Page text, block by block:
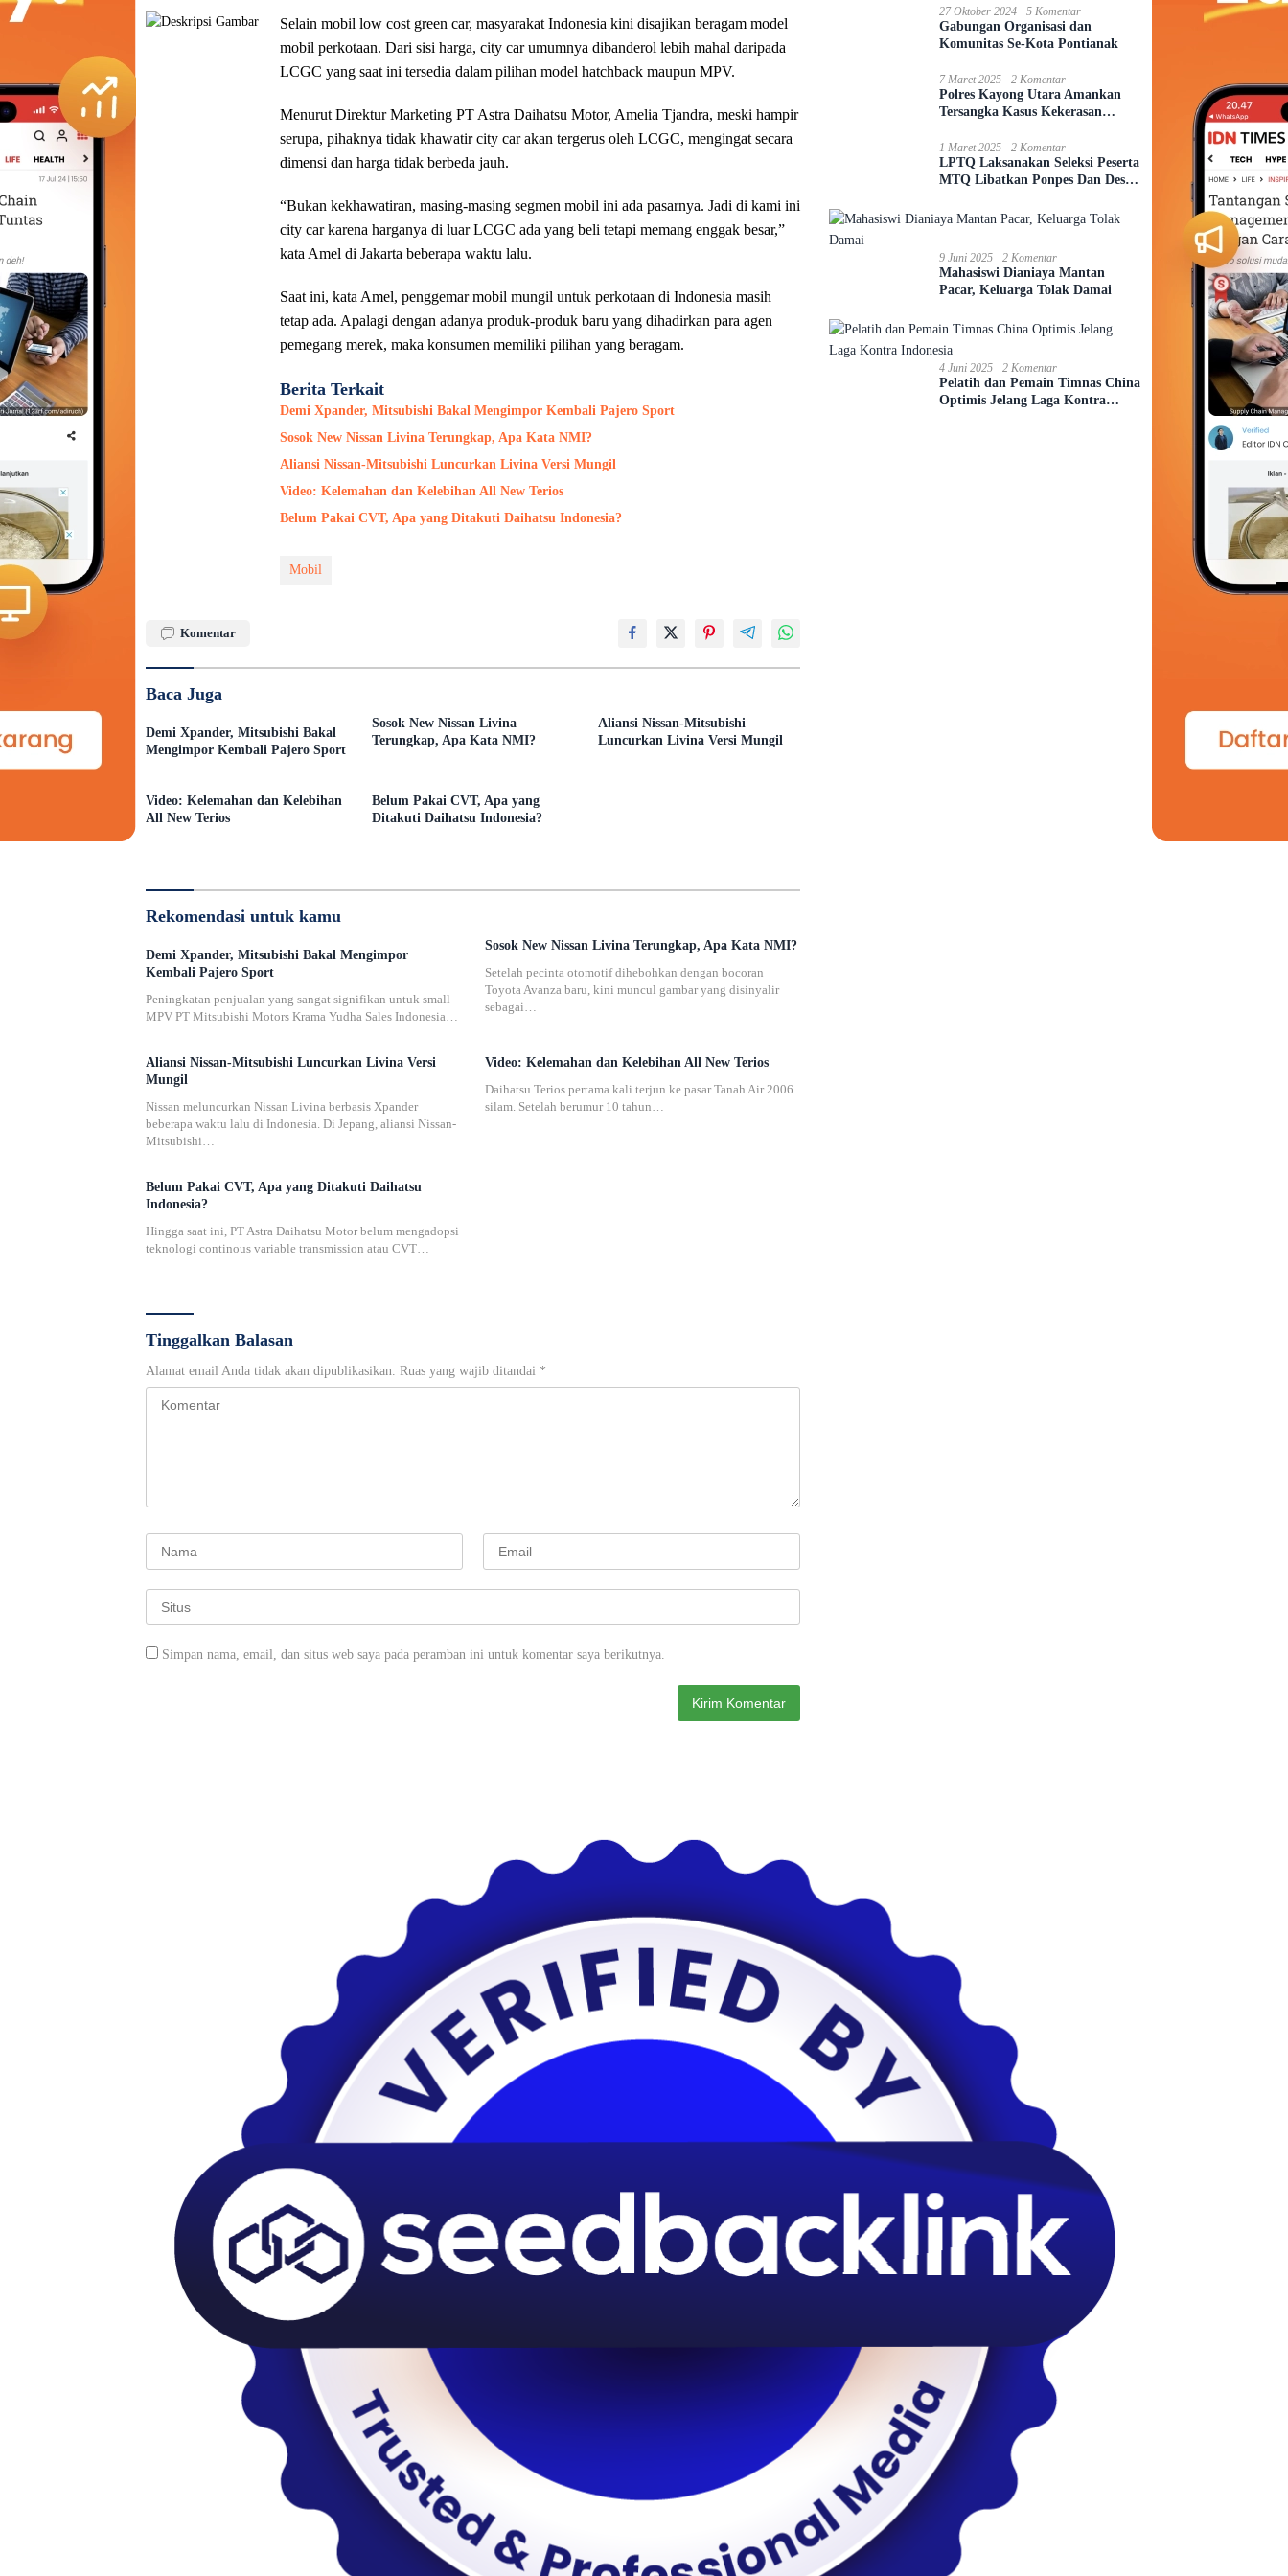
Selain mobil low cost green car, masyarakat Indonesia kini disajikan beragam model
mobil perkotaan. Dari sisi harga, city car umumnya dibanderol lebih mahal daripada
LCGC yang saat ini tersedia dalam pilihan model hatchback maupun MPV.
Menurut Direktur Marketing PT Astra Daihatsu Motor, Amelia Tjandra, meski hampir
serupa, pihaknya tidak khawatir city car akan tergerus oleh LCGC, mengingat secara
dimensi dan harga tidak berbeda jauh.
“Bukan kekhawatiran, masing-masing segmen mobil ini ada pasarnya. Jadi di kami ini
city car karena harganya di luar LCGC ada yang beli tetapi memang enggak besar,”
kata Amel di Jakarta beberapa waktu lalu.
Saat ini, kata Amel, penggemar mobil mungil untuk perkotaan di Indonesia masih
tetap ada. Apalagi dengan adanya produk-produk baru yang dihadirkan para agen
pemegang merek, maka konsumen memiliki pilihan yang beragam.
Berita Terkait
Demi Xpander, Mitsubishi Bakal Mengimpor Kembali Pajero Sport
Sosok New Nissan Livina Terungkap, Apa Kata NMI?
Aliansi Nissan-Mitsubishi Luncurkan Livina Versi Mungil
Video: Kelemahan dan Kelebihan All New Terios
Belum Pakai CVT, Apa yang Ditakuti Daihatsu Indonesia?
Mobil
Komentar
Baca Juga
Demi Xpander, Mitsubishi Bakal
Mengimpor Kembali Pajero Sport
Sosok New Nissan Livina
Terungkap, Apa Kata NMI?
Aliansi Nissan-Mitsubishi
Luncurkan Livina Versi Mungil
Video: Kelemahan dan Kelebihan
All New Terios
Belum Pakai CVT, Apa yang
Ditakuti Daihatsu Indonesia?
Rekomendasi untuk kamu
Demi Xpander, Mitsubishi Bakal Mengimpor
Kembali Pajero Sport
Peningkatan penjualan yang sangat signifikan untuk small
MPV PT Mitsubishi Motors Krama Yudha Sales Indonesia…
Sosok New Nissan Livina Terungkap, Apa Kata NMI?
Setelah pecinta otomotif dihebohkan dengan bocoran
Toyota Avanza baru, kini muncul gambar yang disinyalir
sebagai…
Aliansi Nissan-Mitsubishi Luncurkan Livina Versi
Mungil
Nissan meluncurkan Nissan Livina berbasis Xpander
beberapa waktu lalu di Indonesia. Di Jepang, aliansi Nissan-
Mitsubishi…
Video: Kelemahan dan Kelebihan All New Terios
Daihatsu Terios pertama kali terjun ke pasar Tanah Air 2006
silam. Setelah berumur 10 tahun…
Belum Pakai CVT, Apa yang Ditakuti Daihatsu
Indonesia?
Hingga saat ini, PT Astra Daihatsu Motor belum mengadopsi
teknologi continous variable transmission atau CVT…
Tinggalkan Balasan
Alamat email Anda tidak akan dipublikasikan. Ruas yang wajib ditandai *
Simpan nama, email, dan situs web saya pada peramban ini untuk komentar saya berikutnya.
27 Oktober 2024 5 Komentar
Gabungan Organisasi dan
Komunitas Se-Kota Pontianak
7 Maret 2025 2 Komentar
Polres Kayong Utara Amankan
Tersangka Kasus Kekerasan
1 Maret 2025 2 Komentar
LPTQ Laksanakan Seleksi Peserta
MTQ Libatkan Ponpes Dan Desa
9 Juni 2025 2 Komentar
Mahasiswi Dianiaya Mantan
Pacar, Keluarga Tolak Damai
4 Juni 2025 2 Komentar
Pelatih dan Pemain Timnas China
Optimis Jelang Laga Kontra